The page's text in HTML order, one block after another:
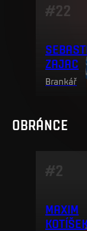
#22
ZAJAC
Brankář
OBRÁNCE
#2
MAXIM